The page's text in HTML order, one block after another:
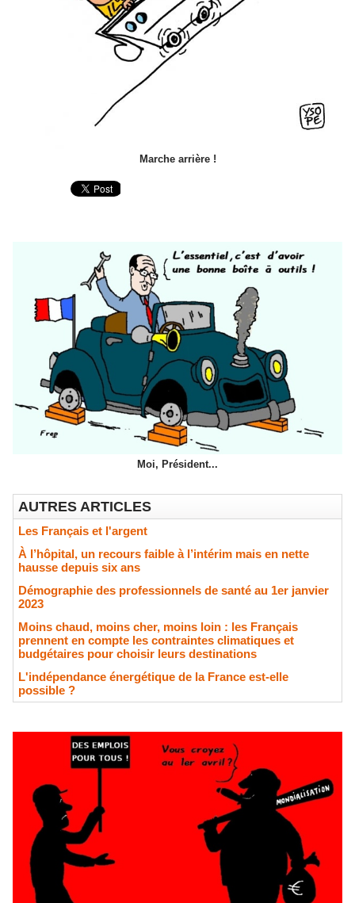
Marche arrière !
Moi, Président...
AUTRES ARTICLES
Les Français et l'argent
À l’hôpital, un recours faible à l’intérim mais en nette
hausse depuis six ans
Démographie des professionnels de santé au 1er janvier
2023
Moins chaud, moins cher, moins loin : les Français
prennent en compte les contraintes climatiques et
budgétaires pour choisir leurs destinations
L'indépendance énergétique de la France est-elle
possible ?